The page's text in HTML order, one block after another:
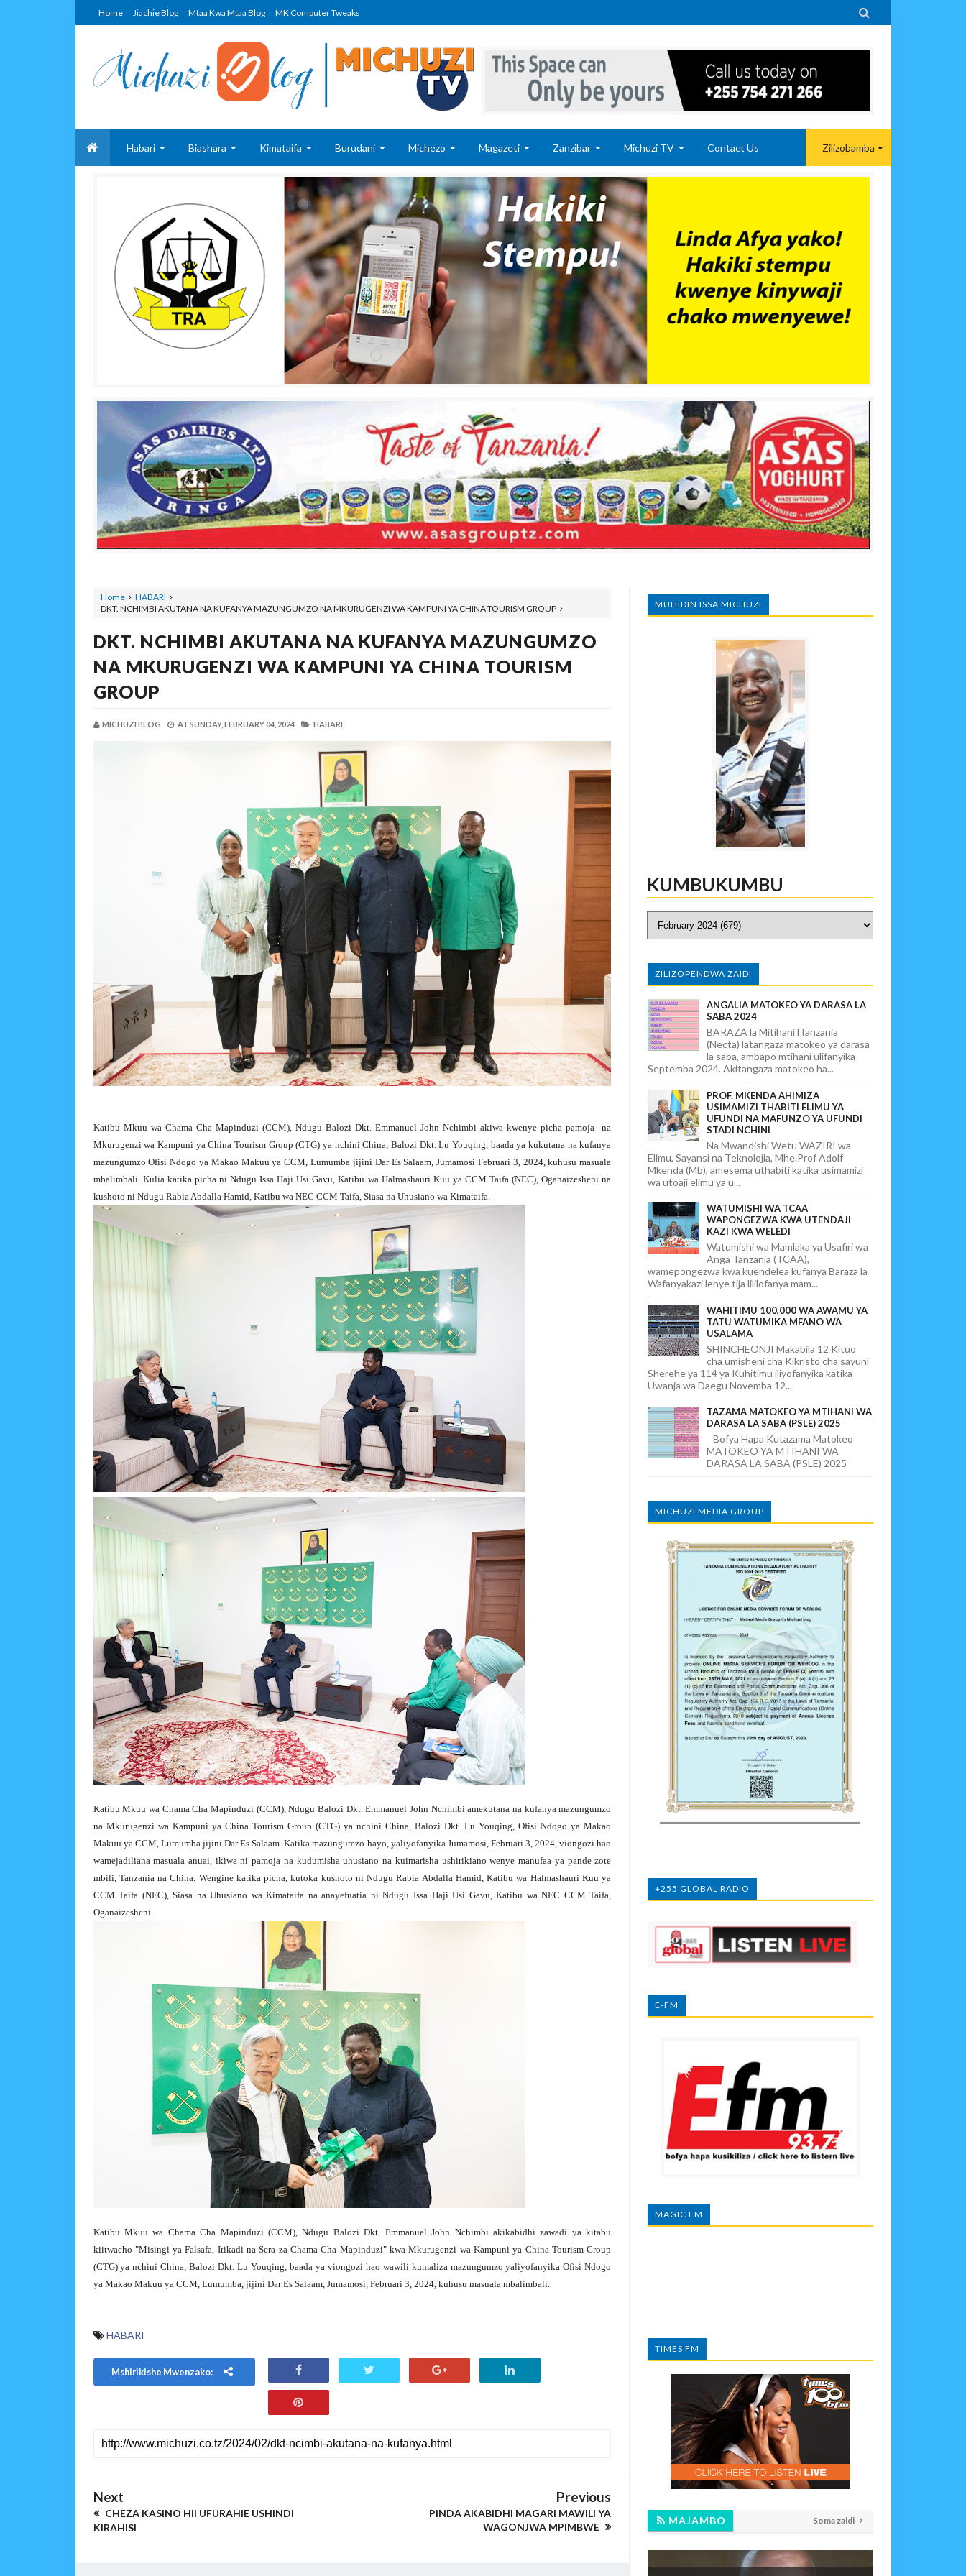
Home Jiachie Blog Mtaa Kwa Mtaa Blog MK Computer Tweaks 
Habari Biashara Kimataifa Burudani Michezo Magazeti Zanzibar Michuzi TV Contact Us Zilizobamba
Home
HABARI
DKT. NCHIMBI AKUTANA NA KUFANYA MAZUNGUMZO NA MKURUGENZI WA KAMPUNI YA CHINA TOURISM GROUP
DKT. NCHIMBI AKUTANA NA KUFANYA MAZUNGUMZO
NA MKURUGENZI WA KAMPUNI YA CHINA TOURISM
GROUP
MICHUZI BLOG AT SUNDAY, FEBRUARY 04, 2024 HABARI,
Katibu Mkuu wa Chama Cha Mapinduzi (CCM), Ndugu Balozi Dkt. Emmanuel John Nchimbi akiwa kwenye picha pamoja na
Mkurugenzi wa Kampuni ya China Tourism Group (CTG) ya nchini China, Balozi Dkt. Lu Youqing, baada ya kukutana na kufanya
mazungumzo Ofisi Ndogo ya Makao Makuu ya CCM, Lumumba jijini Dar Es Salaam, Jumamosi Februari 3, 2024, kuhusu masuala
mbalimbali. Kulia katika picha ni Ndugu Issa Haji Usi Gavu, Katibu wa Halmashauri Kuu ya CCM Taifa (NEC), Oganaizesheni na
kushoto ni Ndugu Rabia Abdalla Hamid, Katibu wa NEC CCM Taifa, Siasa na Uhusiano wa Kimataifa.
Katibu Mkuu wa Chama Cha Mapinduzi (CCM), Ndugu Balozi Dkt. Emmanuel John Nchimbi amekutana na kufanya mazungumzo
na Mkurugenzi wa Kampuni ya China Tourism Group (CTG) ya nchini China, Balozi Dkt. Lu Youqing, Ofisi Ndogo ya Makao
Makuu ya CCM, Lumumba jijini Dar Es Salaam. Katika mazungumzo hayo, yaliyofanyika Jumamosi, Februari 3, 2024, viongozi hao
wamejadiliana masuala anuai, ikiwa ni pamoja na kudumisha uhusiano na kuimarisha ushirikiano wenye manufaa ya pande zote
mbili, Tanzania na China. Wengine katika picha, kutoka kushoto ni Ndugu Rabia Abdalla Hamid, Katibu wa Halmashauri Kuu ya
CCM Taifa (NEC), Siasa na Uhusiano wa Kimataifa na anayefuatia ni Ndugu Issa Haji Usi Gavu, Katibu wa NEC CCM Taifa,
Oganaizesheni
Katibu Mkuu wa Chama Cha Mapinduzi (CCM), Ndugu Balozi Dkt. Emmanuel John Nchimbi akikabidhi zawadi ya kitabu
kiitwacho "Misingi ya Falsafa, Itikadi na Sera za Chama Cha Mapinduzi" kwa Mkurugenzi wa Kampuni ya China Tourism Group
(CTG) ya nchini China, Balozi Dkt. Lu Youqing, baada ya viongozi hao wawili kumaliza mazungumzo yaliyofanyika Ofisi Ndogo
ya Makao Makuu ya CCM, Lumumba, jijini Dar Es Salaam, Jumamosi, Februari 3, 2024, kuhusu masuala mbalimbali.
HABARI
Mshirikishe Mwenzako:
Next
CHEZA KASINO HII UFURAHIE USHINDI
KIRAHISI
Previous
PINDA AKABIDHI MAGARI MAWILI YA
WAGONJWA MPIMBWE
MUHIDIN ISSA MICHUZI
KUMBUKUMBU
ZILIZOPENDWA ZAIDI
ANGALIA MATOKEO YA DARASA LA
SABA 2024
BARAZA la Mitihani lTanzania
(Necta) latangaza matokeo ya darasa
la saba, ambapo mtihani ulifanyika
Septemba 2024. Akitangaza matokeo ha...
PROF. MKENDA AHIMIZA
USIMAMIZI THABITI ELIMU YA
UFUNDI NA MAFUNZO YA UFUNDI
STADI NCHINI
Na Mwandishi Wetu WAZIRI wa
Elimu, Sayansi na Teknolojia, Mhe.Prof Adolf
Mkenda (Mb), amesema uthabiti katika usimamizi
wa utoaji elimu ya u...
WATUMISHI WA TCAA
WAPONGEZWA KWA UTENDAJI
KAZI KWA WELEDI
Watumishi wa Mamlaka ya Usafiri wa
Anga Tanzania (TCAA),
wamepongezwa kwa kuendelea kufanya Baraza la
Wafanyakazi lenye tija lililofanya mam...
WAHITIMU 100,000 WA AWAMU YA
TATU WATUMIKA MFANO WA
USALAMA
SHINCHEONJI Makabila 12 Kituo
cha umisheni cha Kikristo cha sayuni
Sherehe ya 114 ya Kuhitimu iliyofanyika katika
Uwanja wa Daegu Novemba 12...
TAZAMA MATOKEO YA MTIHANI WA
DARASA LA SABA (PSLE) 2025
Bofya Hapa Kutazama Matokeo
MATOKEO YA MTIHANI WA
DARASA LA SABA (PSLE) 2025
MICHUZI MEDIA GROUP
+255 GLOBAL RADIO
E-FM
MAGIC FM
TIMES FM
MAJAMBO Soma zaidi